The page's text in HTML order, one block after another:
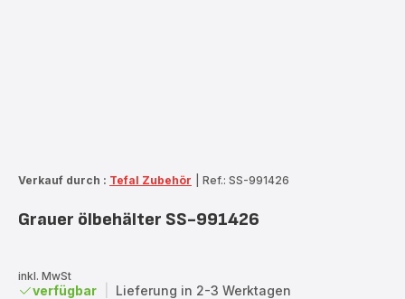
Verkauf durch : Tefal Zubehör Ref.: SS-991426
Grauer ölbehälter SS-991426
inkl. MwSt
verfügbar Lieferung in 2-3 Werktagen